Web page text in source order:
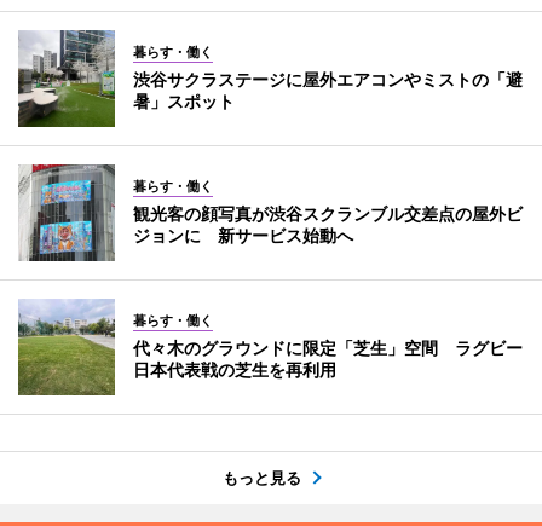
暮らす・働く
渋谷サクラステージに屋外エアコンやミストの「避
暑」スポット
暮らす・働く
観光客の顔写真が渋谷スクランブル交差点の屋外ビ
ジョンに 新サービス始動へ
暮らす・働く
代々木のグラウンドに限定「芝生」空間 ラグビー
日本代表戦の芝生を再利用
もっと見る